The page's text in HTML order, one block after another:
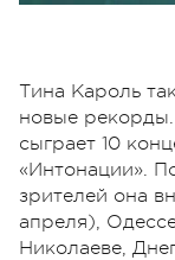
Тина Кароль
новые
сыграет 10
«Интонации».
зрителей она
апреля),
Николаеве,